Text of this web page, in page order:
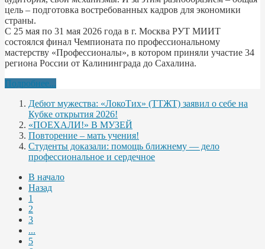
цель – подготовка востребованных кадров для экономики
страны.
С 25 мая по 31 мая 2026 года в г. Москва РУТ МИИТ
состоялся финал Чемпионата по профессиональному
мастерству «Профессионалы», в котором приняли участие 34
региона России от Калининграда до Сахалина.
Подробнее...
Дебют мужества: «ЛокоТих» (ТТЖТ) заявил о себе на
Кубке открытия 2026!
«ПОЕХАЛИ!» В МУЗЕЙ
Повторение – мать учения!
Студенты доказали: помощь ближнему — дело
профессиональное и сердечное
В начало
Назад
1
2
3
...
5